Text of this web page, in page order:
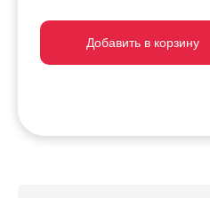
Добавить в корзину
Добавить в корзину
Добавить в корзину